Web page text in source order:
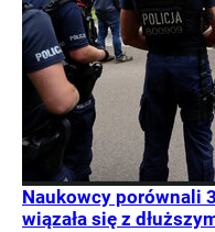
Naukowcy porównali
wiązała się z